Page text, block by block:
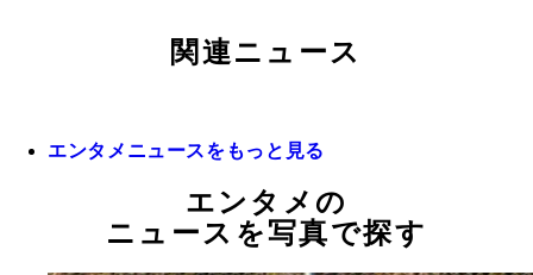
関連ニュース
エンタメニュースをもっと見る
エンタメの
ニュースを写真で探す